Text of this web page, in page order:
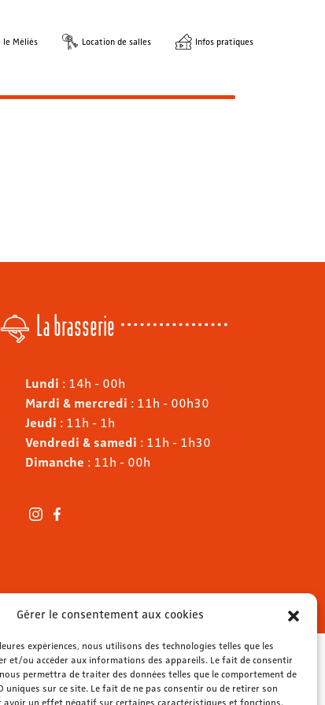
Gérer le consentement aux cookies
expériences, nous utilisons des technologies telles que les
et/ou accéder aux informations des appareils. Le fait de consentir
permettra de traiter des données telles que le comportement de
uniques sur ce site. Le fait de ne pas consentir ou de retirer son
avoir un effet négatif sur certaines caractéristiques et fonctions.
le Méliès Location de salles Infos pratiques
La brasserie
Lundi : 14h - 00h
Mardi & mercredi : 11h - 00h30
Jeudi : 11h - 1h
Vendredi & samedi : 11h - 1h30
Dimanche : 11h - 00h